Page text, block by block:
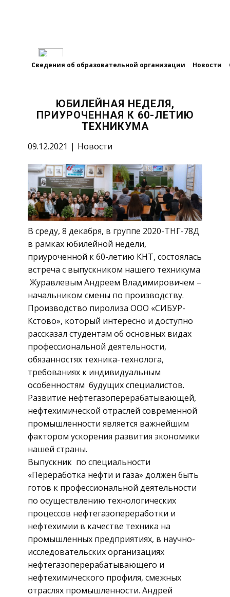
Сведения об образовательной организации Новости
ЮБИЛЕЙНАЯ НЕДЕЛЯ,
ПРИУРОЧЕННАЯ К 60-ЛЕТИЮ
ТЕХНИКУМА
09.12.2021 Новости
В среду, 8 декабря, в группе 2020-ТНГ-78Д
в рамках юбилейной недели,
приуроченной к 60-летию КНТ, состоялась
встреча с выпускником нашего техникума
Журавлевым Андреем Владимировичем –
начальником смены по производству.
Производство пиролиза ООО «СИБУР-
Кстово», который интересно и доступно
рассказал студентам об основных видах
профессиональной деятельности,
обязанностях техника-технолога,
требованиях к индивидуальным
особенностям будущих специалистов.
Развитие нефтегазоперерабатывающей,
нефтехимической отраслей современной
промышленности является важнейшим
фактором ускорения развития экономики
нашей страны.
Выпускник по специальности
«Переработка нефти и газа» должен быть
готов к профессиональной деятельности
по осуществлению технологических
процессов нефтегазопереработки и
нефтехимии в качестве техника на
промышленных предприятиях, в научно-
исследовательских организациях
нефтегазоперерабатывающего и
нефтехимического профиля, смежных
отраслях промышленности. Андрей